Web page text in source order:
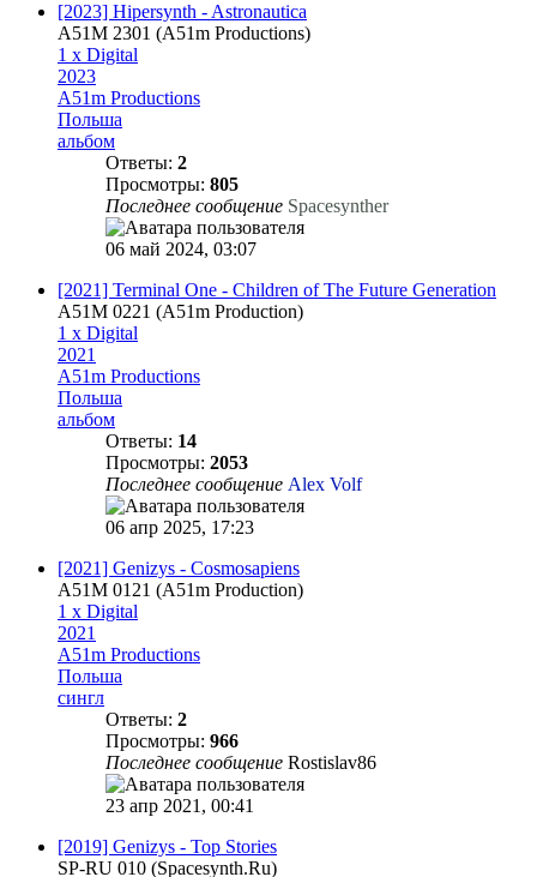
[2023] Hipersynth - Astronautica
A51M 2301 (A51m Productions)
1 x Digital
2023
A51m Productions
Польша
альбом
Ответы: 2
Просмотры: 805
Последнее сообщение Spacesynther
06 май 2024, 03:07
[2021] Terminal One - Children of The Future Generation
A51M 0221 (A51m Production)
1 x Digital
2021
A51m Productions
Польша
альбом
Ответы: 14
Просмотры: 2053
Последнее сообщение Alex Volf
06 апр 2025, 17:23
[2021] Genizys - Cosmosapiens
A51M 0121 (A51m Production)
1 x Digital
2021
A51m Productions
Польша
сингл
Ответы: 2
Просмотры: 966
Последнее сообщение Rostislav86
23 апр 2021, 00:41
[2019] Genizys - Top Stories
SP-RU 010 (Spacesynth.Ru)